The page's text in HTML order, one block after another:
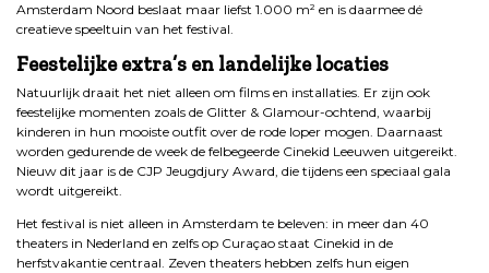
Amsterdam Noord beslaat maar liefst 1.000 m² en is daarmee dé
creatieve speeltuin van het festival.
Feestelijke extra’s en landelijke locaties
Natuurlijk draait het niet alleen om films en installaties. Er zijn ook
feestelijke momenten zoals de Glitter & Glamour-ochtend, waarbij
kinderen in hun mooiste outfit over de rode loper mogen. Daarnaast
worden gedurende de week de felbegeerde Cinekid Leeuwen uitgereikt.
Nieuw dit jaar is de CJP Jeugdjury Award, die tijdens een speciaal gala
wordt uitgereikt.
Het festival is niet alleen in Amsterdam te beleven: in meer dan 40
theaters in Nederland en zelfs op Curaçao staat Cinekid in de
herfstvakantie centraal. Zeven theaters hebben zelfs hun eigen